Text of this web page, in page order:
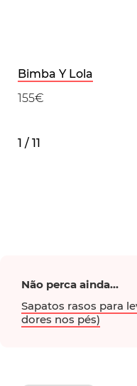
Bimba Y Lola
155€
1 / 11
Não perca ainda...
Sapatos rasos para
dores nos pés)